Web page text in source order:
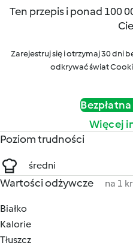
Ten przepis i ponad 100
Zarejestruj się i otrzymaj 30 dni
odkrywać świat
Więcej
Poziom trudności
średni
Wartości odżywcze na 1
Białko
Kalorie
Tłuszcz